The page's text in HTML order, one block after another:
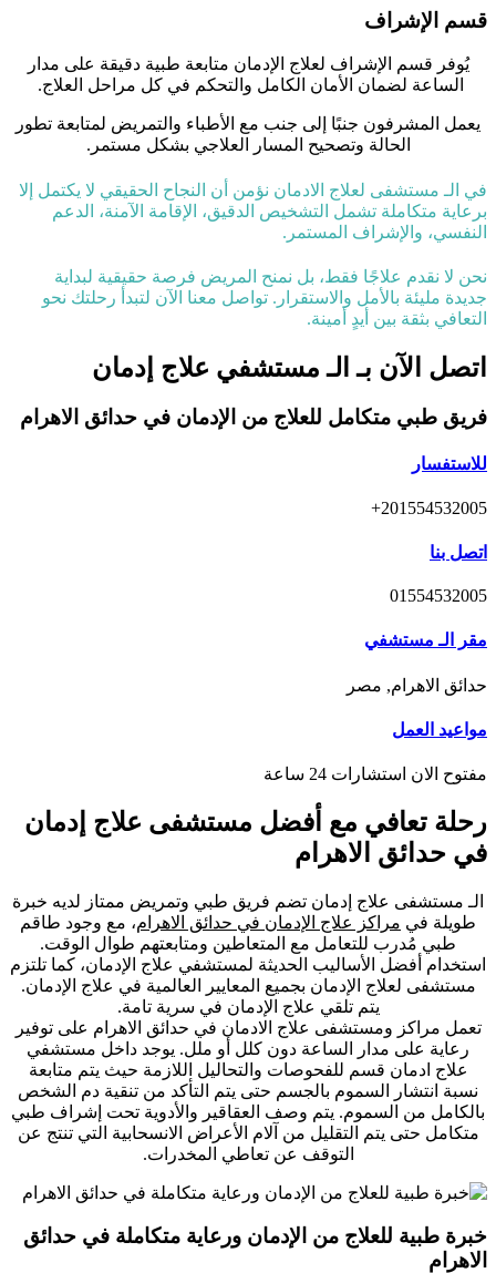
قسم الإشراف
يُوفر قسم الإشراف لعلاج الإدمان متابعة طبية دقيقة على مدار
الساعة لضمان الأمان الكامل والتحكم في كل مراحل العلاج.
يعمل المشرفون جنبًا إلى جنب مع الأطباء والتمريض لمتابعة تطور
الحالة وتصحيح المسار العلاجي بشكل مستمر.
في الـ مستشفى لعلاج الادمان نؤمن أن النجاح الحقيقي لا يكتمل إلا
برعاية متكاملة تشمل التشخيص الدقيق، الإقامة الآمنة، الدعم
النفسي، والإشراف المستمر.
نحن لا نقدم علاجًا فقط، بل نمنح المريض فرصة حقيقية لبداية
جديدة مليئة بالأمل والاستقرار. تواصل معنا الآن لتبدأ رحلتك نحو
التعافي بثقة بين أيدٍ أمينة.
اتصل الآن بـ الـ مستشفي علاج إدمان
فريق طبي متكامل للعلاج من الإدمان في حدائق الاهرام
للاستفسار
201554532005+
اتصل بنا
01554532005
مقر الـ مستشفي
حدائق الاهرام, مصر
مواعيد العمل
مفتوح الان استشارات 24 ساعة
رحلة تعافي مع أفضل مستشفى علاج إدمان
في حدائق الاهرام
الـ مستشفى علاج إدمان تضم فريق طبي وتمريض ممتاز لديه خبرة
طويلة في مراكز علاج الإدمان في حدائق الاهرام، مع وجود طاقم
طبي مُدرب للتعامل مع المتعاطين ومتابعتهم طوال الوقت.
استخدام أفضل الأساليب الحديثة لمستشفي علاج الإدمان، كما تلتزم
مستشفى لعلاج الإدمان بجميع المعايير العالمية في علاج الإدمان.
يتم تلقي علاج الإدمان في سرية تامة.
تعمل مراكز ومستشفى علاج الادمان في حدائق الاهرام على توفير
رعاية على مدار الساعة دون كلل أو ملل. يوجد داخل مستشفي
علاج ادمان قسم للفحوصات والتحاليل اللازمة حيث يتم متابعة
نسبة انتشار السموم بالجسم حتى يتم التأكد من تنقية دم الشخص
بالكامل من السموم. يتم وصف العقاقير والأدوية تحت إشراف طبي
متكامل حتى يتم التقليل من آلام الأعراض الانسحابية التي تنتج عن
التوقف عن تعاطي المخدرات.
خبرة طبية للعلاج من الإدمان ورعاية متكاملة في حدائق
الاهرام